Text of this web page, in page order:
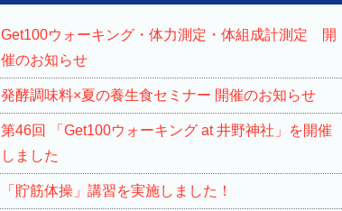
Get100ウォーキング・体力測定・体組成計測定 開
催のお知らせ
発酵調味料×夏の養生食セミナー 開催のお知らせ
第46回 「Get100ウォーキング at 井野神社」を開催
しました
「貯筋体操」講習を実施しました！